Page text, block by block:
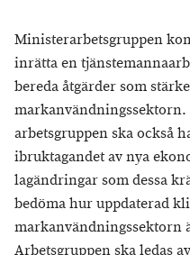
Ministerarbetsgruppen
inrätta en
bereda åtgärder som
arbetsgruppen ska också
ibruktagandet av nya
lagändringar som dessa
bedöma hur uppdaterad
markanvändningssektorn
Arbetsgruppen ska ledas